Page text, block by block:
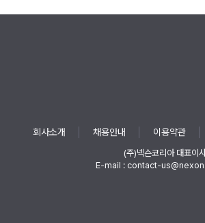
회사소개 채용안내 이용약관
(주)넥슨코리아 대표이
E-mail : contact-